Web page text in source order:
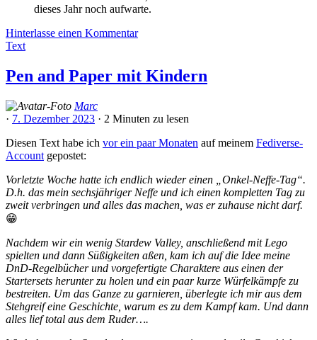
dieses Jahr noch aufwarte.
Hinterlasse einen Kommentar
Text
Pen and Paper mit Kindern
Marc
· 7. Dezember 2023 · 2 Minuten zu lesen
Diesen Text habe ich vor ein paar Monaten auf meinem Fediverse-
Account gepostet:
Vorletzte Woche hatte ich endlich wieder einen „Onkel-Neffe-Tag“.
D.h. das mein sechsjähriger Neffe und ich einen kompletten Tag zu
zweit verbringen und alles das machen, was er zuhause nicht darf.
😁
Nachdem wir ein wenig Stardew Valley, anschließend mit Lego
spielten und dann Süßigkeiten aßen, kam ich auf die Idee meine
DnD-Regelbücher und vorgefertigte Charaktere aus einen der
Startersets herunter zu holen und ein paar kurze Würfelkämpfe zu
bestreiten. Um das Ganze zu garnieren, überlegte ich mir aus dem
Stehgreif eine Geschichte, warum es zu dem Kampf kam. Und dann
alles lief total aus dem Ruder….